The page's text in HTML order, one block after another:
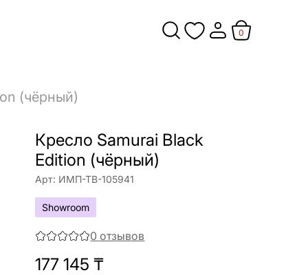
0
(чёрный)
Кресло Samurai Black
Edition (чёрный)
Арт: ИМП-ТВ-105941
Showroom
0 отзывов
177 145 ₸